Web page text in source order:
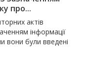
про...
актів
інформації
вони були введені